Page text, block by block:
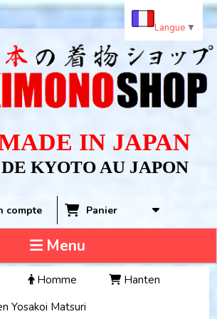
IN JAPAN
KYOTO AU JAPON
compte Panier
Menu
Homme
Hanten
Yosakoi Matsuri
Langue ▼
cookies